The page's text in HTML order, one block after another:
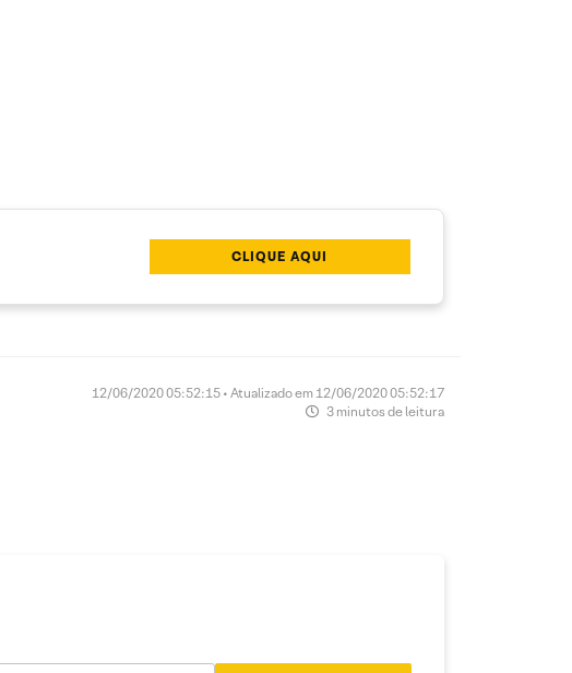
CLIQUE AQUI
12/06/2020 05:52:15 • Atualizado em 12/06/2020 05:52:17
3 minutos de leitura